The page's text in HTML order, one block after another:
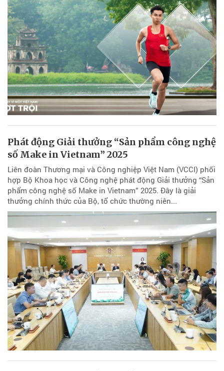
Phát động Giải thưởng “Sản phẩm công nghệ
số Make in Vietnam” 2025
Liên đoàn Thương mại và Công nghiệp Việt Nam (VCCI) phối
hợp Bộ Khoa học và Công nghệ phát động Giải thưởng “Sản
phẩm công nghệ số Make in Vietnam” 2025. Đây là giải
thưởng chính thức của Bộ, tổ chức thường niên...